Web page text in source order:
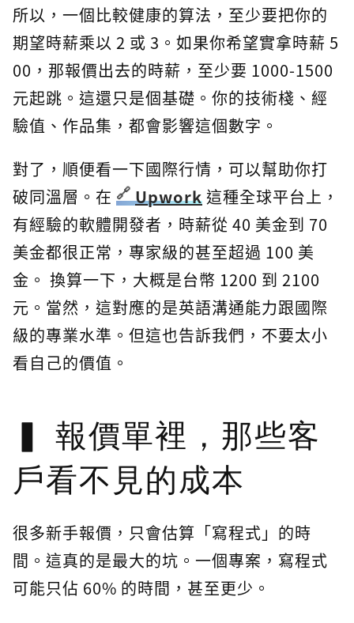
所以，一個比較健康的算法，至少要把你的
期望時薪乘以 2 或 3。如果你希望實拿時薪 5
00，那報價出去的時薪，至少要 1000-1500
元起跳。這還只是個基礎。你的技術棧、經
驗值、作品集，都會影響這個數字。
對了，順便看一下國際行情，可以幫助你打
破同溫層。在
Upwork這種全球平台上，
有經驗的軟體開發者，時薪從 40 美金到 70
美金都很正常，專家級的甚至超過 100 美
金。 換算一下，大概是台幣 1200 到 2100
元。當然，這對應的是英語溝通能力跟國際
級的專業水準。但這也告訴我們，不要太小
看自己的價值。
報價單裡，那些客
戶看不見的成本
很多新手報價，只會估算「寫程式」的時
間。這真的是最大的坑。一個專案，寫程式
可能只佔 60% 的時間，甚至更少。